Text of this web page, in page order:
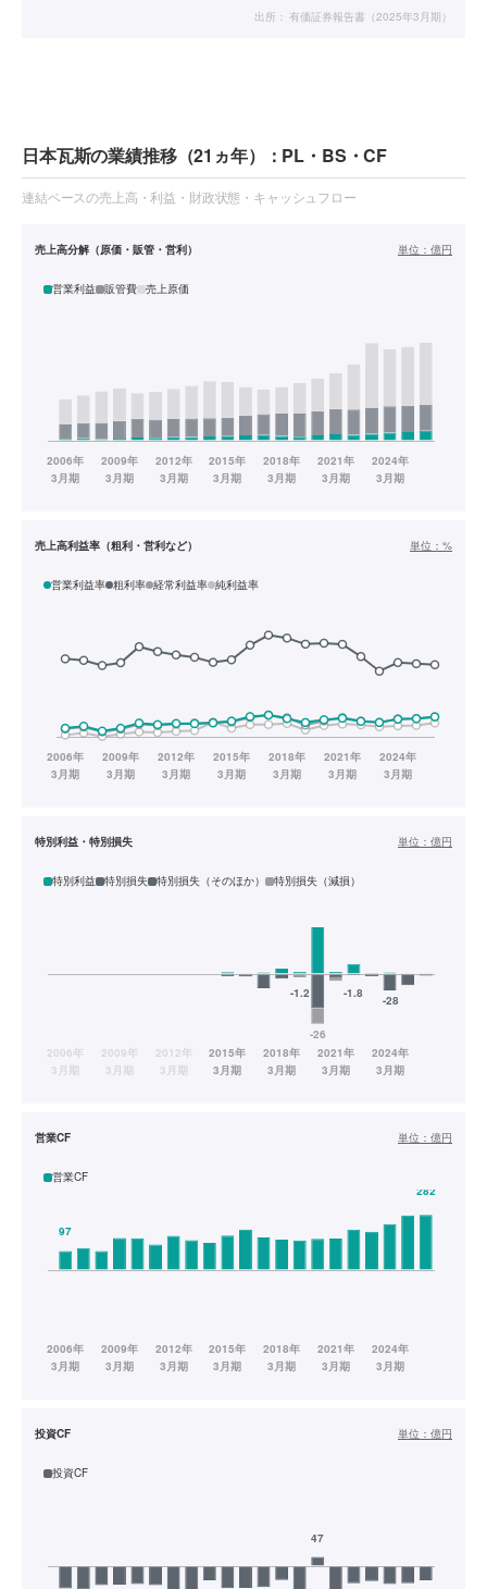
出所： 有価証券報告書（2025年3月期）
日本瓦斯の業績推移（21ヵ年）：PL・BS・CF
連結ベースの売上高・利益・財政状態・キャッシュフロー
売上高分解（原価・販管・営利） 単位： 億円
営業利益 販管費 売上原価
売上高利益率（粗利・営利など） 単位： %
営業利益率 粗利率 経常利益率 純利益率
特別利益・特別損失 単位： 億円
特別利益 特別損失 特別損失（そのほか） 特別損失（減損）
営業CF 単位： 億円
営業CF
投資CF 単位： 億円
投資CF